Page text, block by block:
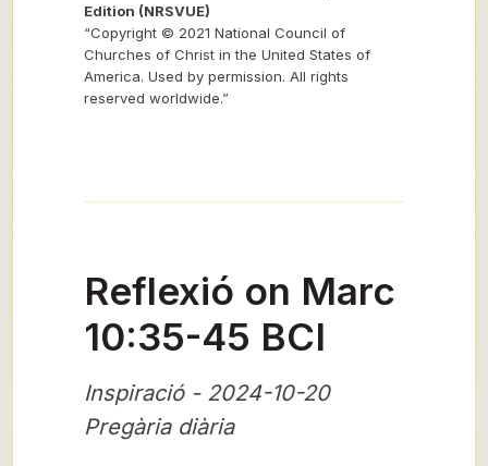
Edition (NRSVUE)
“Copyright © 2021 National Council of
Churches of Christ in the United States of
America. Used by permission. All rights
reserved worldwide.”
Reflexió on Marc
10:35-45 BCI
Inspiració - 2024-10-20
Pregària diària